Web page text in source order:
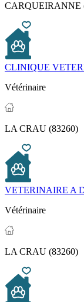
CARQUEIRANNE
CLINIQUE
Vétérinaire
LA CRAU (83260)
VETERINAIRE A
Vétérinaire
LA CRAU (83260)